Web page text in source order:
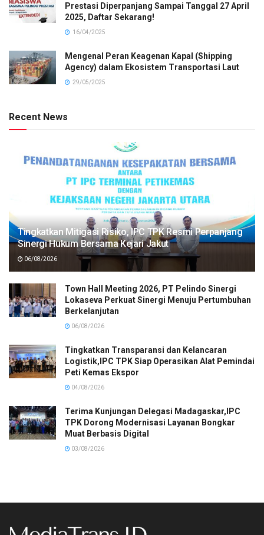
Prestasi Diperpanjang Sampai Tanggal 27 April
2025, Daftar Sekarang!
16/04/2025
Mengenal Peran Keagenan Kapal (Shipping
Agency) dalam Ekosistem Transportasi Laut
29/05/2025
Recent News
Tingkatkan Mitigasi Risiko, IPC TPK Resmi Perpanjang
Sinergi Hukum Bersama Kejari Jakut
06/08/2026
Town Hall Meeting 2026, PT Pelindo Sinergi
Lokaseva Perkuat Sinergi Menuju Pertumbuhan
Berkelanjutan
06/08/2026
Tingkatkan Transparansi dan Kelancaran
Logistik,IPC TPK Siap Operasikan Alat Pemindai
Peti Kemas Ekspor
04/08/2026
Terima Kunjungan Delegasi Madagaskar,IPC
TPK Dorong Modernisasi Layanan Bongkar
Muat Berbasis Digital
03/08/2026